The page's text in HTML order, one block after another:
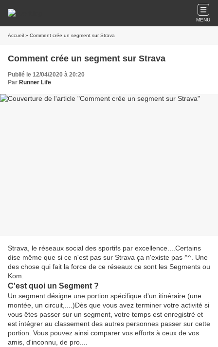
MENU
Accueil » Comment crée un segment sur Strava
Comment crée un segment sur Strava
Publié le 12/04/2020 à 20:20
Par Runner Life
Strava, le réseaux social des sportifs par excellence....Certains
dise même que si ce n'est pas sur Strava ça n'existe pas ^^. Une
des chose qui fait la force de ce réseaux ce sont les Segments ou
Kom.
C'est quoi un Segment ?
Un segment désigne une portion spécifique d'un itinéraire (une
montée, un circuit,....)Dès que vous avez terminer votre activité si
vous êtes passer sur un segment, votre temps est enregistré et
est intégrer au classement des autres personnes passer sur cette
portion. Vous pouvez ainsi comparer vos efforts à ceux de vos
amis, d'inconnu, de pro....